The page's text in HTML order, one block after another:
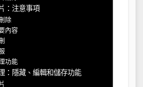
：注意事項
除
內容
功能
：隱藏、編輯和儲存功能